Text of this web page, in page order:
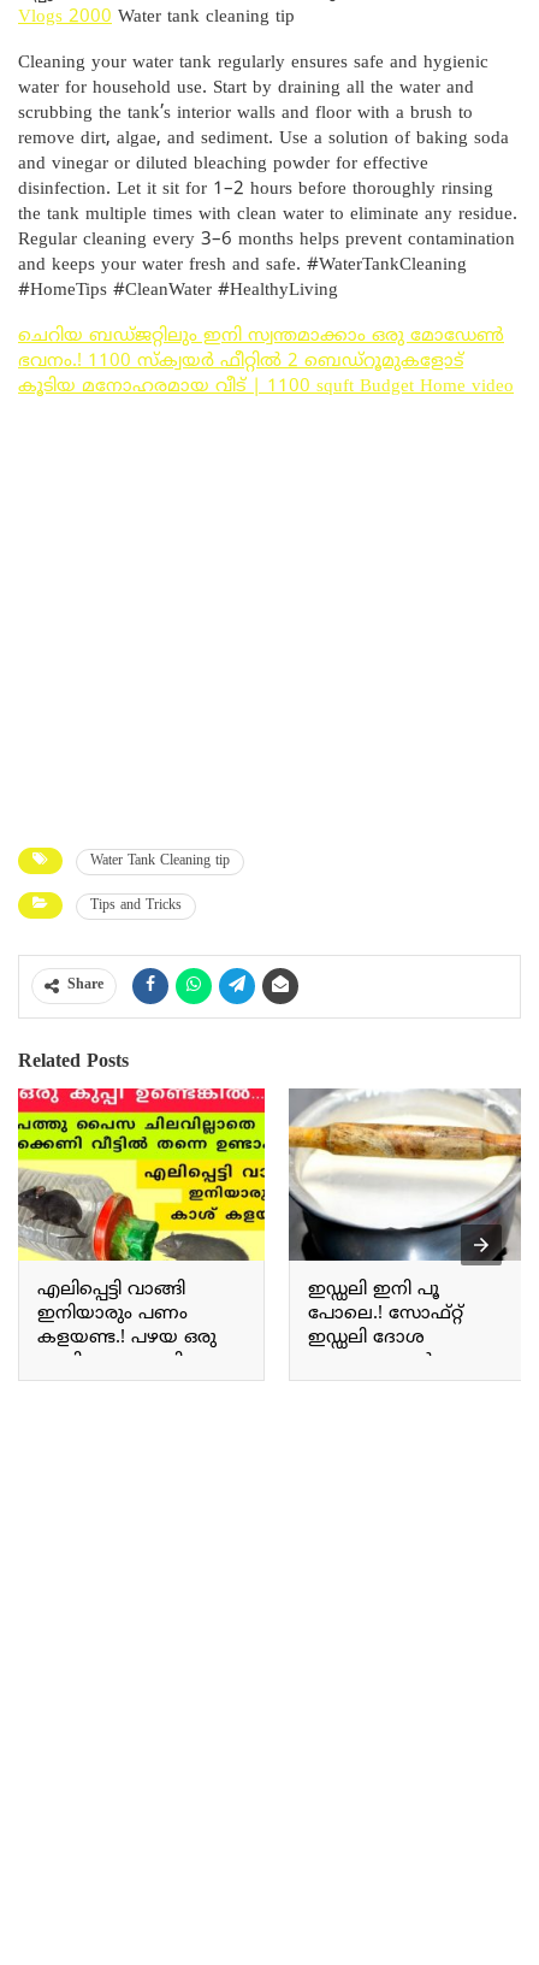
Vlogs 2000 Water tank cleaning tip
Cleaning your water tank regularly ensures safe and hygienic
water for household use. Start by draining all the water and
scrubbing the tank’s interior walls and floor with a brush to
remove dirt, algae, and sediment. Use a solution of baking soda
and vinegar or diluted bleaching powder for effective
disinfection. Let it sit for 1–2 hours before thoroughly rinsing
the tank multiple times with clean water to eliminate any residue.
Regular cleaning every 3–6 months helps prevent contamination
and keeps your water fresh and safe. #WaterTankCleaning
#HomeTips #CleanWater #HealthyLiving
ചെറിയ ബഡ്ജറ്റിലും ഇനി സ്വന്തമാക്കാം ഒരു മോഡേൺ
ഭവനം.! 1100 സ്‌ക്വയർ ഫീറ്റിൽ 2 ബെഡ്‌റൂമുകളോട്
കൂടിയ മനോഹരമായ വീട് | 1100 squft Budget Home video
Water Tank Cleaning tip
Tips and Tricks
Share
Related Posts
എലിപ്പെട്ടി വാങ്ങി
ഇനിയാരും പണം
കളയണ്ട.! പഴയ ഒരു
കുപ്പി മാത്രം മതി;
എലിക്കെണി വീട്ടിൽ
ഇഡ്ഡലി ഇനി പൂ
പോലെ.! സോഫ്റ്റ്
ഇഡ്ഡലി ദോശ
തയ്യാറാക്കാൻ
പലർക്കും അറിയാത്ത